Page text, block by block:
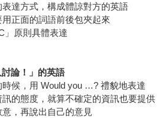
達方式，構成體諒對方的英語
正面的詞語前後包夾起來
」原則具體表達
論！」的英語
時候，用 Would you …? 禮貌地表達
的態度，就算不確定的資訊也要提供
，再說出自己的意見